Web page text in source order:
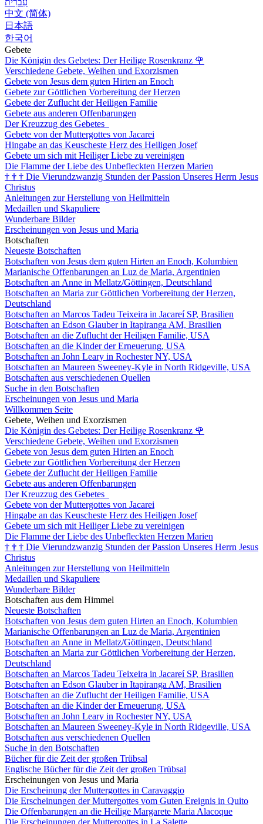
中文 (简体)
日本語
한국어
Gebete
Die Königin des Gebetes: Der Heilige Rosenkranz 🌹
Verschiedene Gebete, Weihen und Exorzismen
Gebete von Jesus dem guten Hirten an Enoch
Gebete zur Göttlichen Vorbereitung der Herzen
Gebete der Zuflucht der Heiligen Familie
Gebete aus anderen Offenbarungen
Der Kreuzzug des Gebetes
Gebete von der Muttergottes von Jacarei
Hingabe an das Keuscheste Herz des Heiligen Josef
Gebete um sich mit Heiliger Liebe zu vereinigen
Die Flamme der Liebe des Unbefleckten Herzen Marien
† † † Die Vierundzwanzig Stunden der Passion Unseres Herrn Jesus
Christus
Anleitungen zur Herstellung von Heilmitteln
Medaillen und Skapuliere
Wunderbare Bilder
Erscheinungen von Jesus und Maria
Botschaften
Neueste Botschaften
Botschaften von Jesus dem guten Hirten an Enoch, Kolumbien
Marianische Offenbarungen an Luz de Maria, Argentinien
Botschaften an Anne in Mellatz/Göttingen, Deutschland
Botschaften an Maria zur Göttlichen Vorbereitung der Herzen,
Deutschland
Botschaften an Marcos Tadeu Teixeira in Jacareí SP, Brasilien
Botschaften an Edson Glauber in Itapiranga AM, Brasilien
Botschaften an die Zuflucht der Heiligen Familie, USA
Botschaften an die Kinder der Erneuerung, USA
Botschaften an John Leary in Rochester NY, USA
Botschaften an Maureen Sweeney-Kyle in North Ridgeville, USA
Botschaften aus verschiedenen Quellen
Suche in den Botschaften
Erscheinungen von Jesus und Maria
Willkommen Seite
Gebete, Weihen und Exorzismen
Die Königin des Gebetes: Der Heilige Rosenkranz 🌹
Verschiedene Gebete, Weihen und Exorzismen
Gebete von Jesus dem guten Hirten an Enoch
Gebete zur Göttlichen Vorbereitung der Herzen
Gebete der Zuflucht der Heiligen Familie
Gebete aus anderen Offenbarungen
Der Kreuzzug des Gebetes
Gebete von der Muttergottes von Jacarei
Hingabe an das Keuscheste Herz des Heiligen Josef
Gebete um sich mit Heiliger Liebe zu vereinigen
Die Flamme der Liebe des Unbefleckten Herzen Marien
† † † Die Vierundzwanzig Stunden der Passion Unseres Herrn Jesus
Christus
Anleitungen zur Herstellung von Heilmitteln
Medaillen und Skapuliere
Wunderbare Bilder
Botschaften aus dem Himmel
Neueste Botschaften
Botschaften von Jesus dem guten Hirten an Enoch, Kolumbien
Marianische Offenbarungen an Luz de Maria, Argentinien
Botschaften an Anne in Mellatz/Göttingen, Deutschland
Botschaften an Maria zur Göttlichen Vorbereitung der Herzen,
Deutschland
Botschaften an Marcos Tadeu Teixeira in Jacareí SP, Brasilien
Botschaften an Edson Glauber in Itapiranga AM, Brasilien
Botschaften an die Zuflucht der Heiligen Familie, USA
Botschaften an die Kinder der Erneuerung, USA
Botschaften an John Leary in Rochester NY, USA
Botschaften an Maureen Sweeney-Kyle in North Ridgeville, USA
Botschaften aus verschiedenen Quellen
Suche in den Botschaften
Bücher für die Zeit der großen Trübsal
Englische Bücher für die Zeit der großen Trübsal
Erscheinungen von Jesus und Maria
Die Erscheinung der Muttergottes in Caravaggio
Die Erscheinungen der Muttergottes vom Guten Ereignis in Quito
Die Offenbarungen an die Heilige Margarete Maria Alacoque
Die Erscheinungen der Muttergottes in La Salette